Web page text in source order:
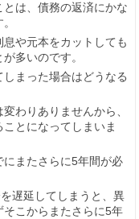
は、債務の返済にかな
や元本をカットしても
多いのです。
まった場合はどうなる
わりありませんから、
とになってしまいま
またさらに5年間が必
遅延してしまうと、異
こからまたさらに5年